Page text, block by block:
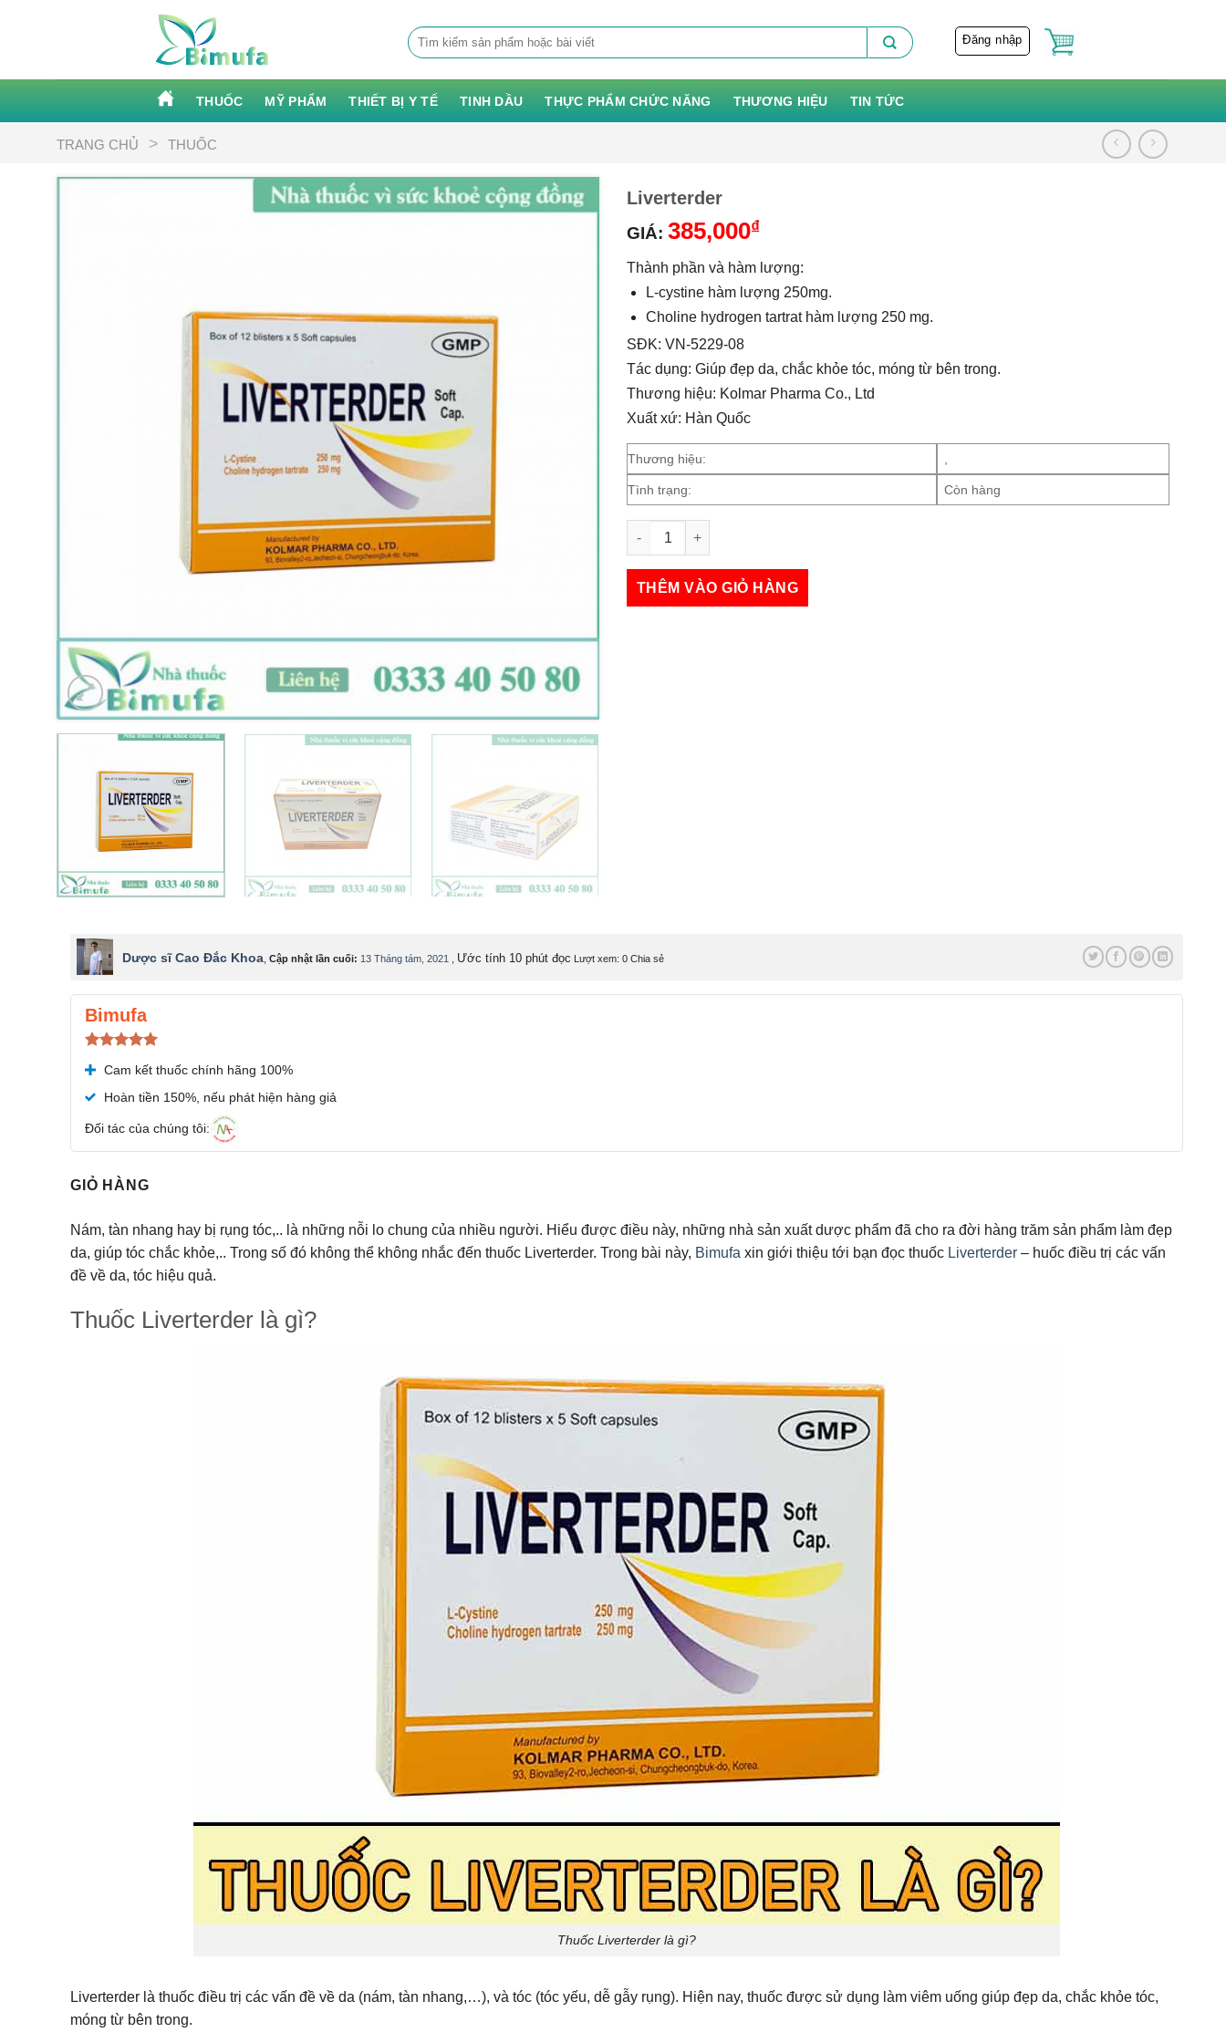
Tìm
kiếm:
Đăng nhập
THUỐC MỸ PHẨM THIẾT BỊ Y TẾ TINH DẦU THỰC PHẨM CHỨC NĂNG THƯƠNG HIỆU TIN TỨC
TRANG CHỦ > THUỐC
Liverterder
GIÁ: 385,000₫
Thành phần và hàm lượng:
L-cystine hàm lượng 250mg.
Choline hydrogen tartrat hàm lượng 250 mg.
SĐK: VN-5229-08
Tác dụng: Giúp đẹp da, chắc khỏe tóc, móng từ bên trong.
Thương hiệu: Kolmar Pharma Co., Ltd
Xuất xứ: Hàn Quốc
Thương hiệu:
Tình trạng: Còn hàng
THÊM VÀO GIỎ HÀNG
Dược sĩ Cao Đắc Khoa, Cập nhật lần cuối: 13 Tháng tám, 2021 , Ước tính 10 phút đọc Lượt xem: 0 Chia sẻ
Bimufa
hạng5.00
5 sao
Cam kết thuốc chính hãng 100%
Hoàn tiền 150%, nếu phát hiện hàng giả
Đối tác của chúng tôi:
GIỎ HÀNG
Nám, tàn nhang hay bị rụng tóc,.. là những nỗi lo chung của nhiều người. Hiểu được điều này, những nhà sản xuất dược phẩm đã cho ra đời hàng trăm sản phẩm làm đẹp
da, giúp tóc chắc khỏe,.. Trong số đó không thể không nhắc đến thuốc Liverterder. Trong bài này, Bimufa xin giới thiệu tới bạn đọc thuốc Liverterder – huốc điều trị các vấn
đề về da, tóc hiệu quả.
Thuốc Liverterder là gì?
Thuốc Liverterder là gì?
Liverterder là thuốc điều trị các vấn đề về da (nám, tàn nhang,…), và tóc (tóc yếu, dễ gẫy rụng). Hiện nay, thuốc được sử dụng làm viêm uống giúp đẹp da, chắc khỏe tóc,
móng từ bên trong.